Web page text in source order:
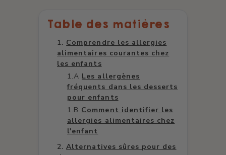
Table des matières
Comprendre les allergies
alimentaires courantes chez
les enfants
Les allergènes
fréquents dans les desserts
pour enfants
Comment identifier les
allergies alimentaires chez
l'enfant
Alternatives sûres pour des